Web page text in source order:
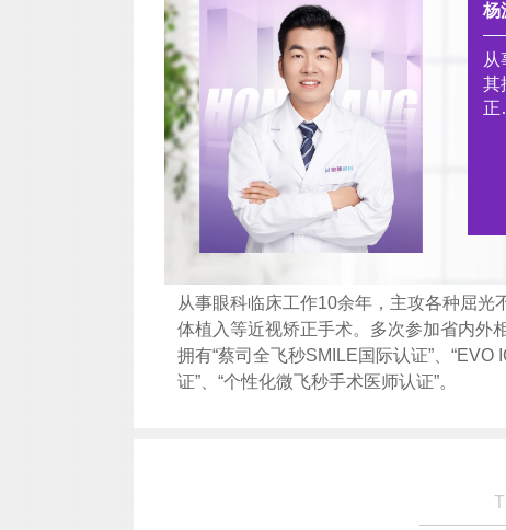
杨
从
其
从事眼科临床工作10余年，主攻各种屈
体植入等近视矫正手术。多次参加省内外
拥有“蔡司全飞秒SMILE国际认证”、“EVO
证”、“个性化微飞秒手术医师认证”。